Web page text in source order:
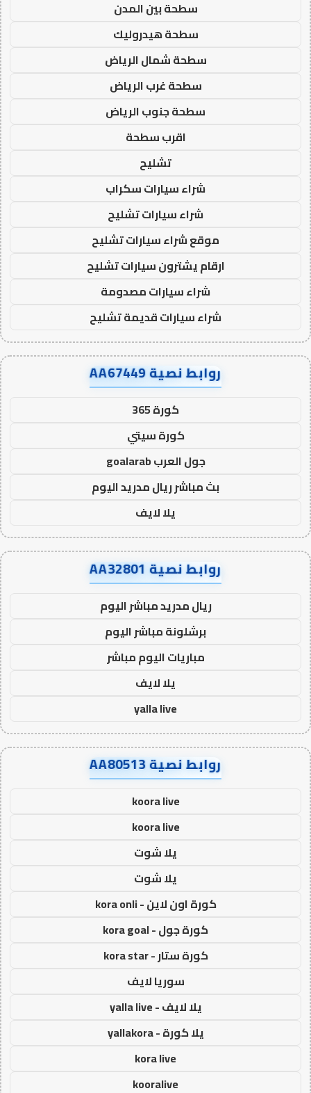
سطحة بين المدن
سطحة هيدروليك
سطحة شمال الرياض
سطحة غرب الرياض
سطحة جنوب الرياض
اقرب سطحة
تشليح
شراء سيارات سكراب
شراء سيارات تشليح
موقع شراء سيارات تشليح
ارقام يشترون سيارات تشليح
شراء سيارات مصدومة
شراء سيارات قديمة تشليح
روابط نصية AA67449
كورة 365
كورة سيتي
جول العرب goalarab
بث مباشر ريال مدريد اليوم
يلا لايف
روابط نصية AA32801
ريال مدريد مباشر اليوم
برشلونة مباشر اليوم
مباريات اليوم مباشر
يلا لايف
yalla live
روابط نصية AA80513
koora live
koora live
يلا شوت
يلا شوت
كورة اون لاين - kora onli
كورة جول - kora goal
كورة ستار - kora star
سوريا لايف
يلا لايف - yalla live
يلا كورة - yallakora
kora live
kooralive